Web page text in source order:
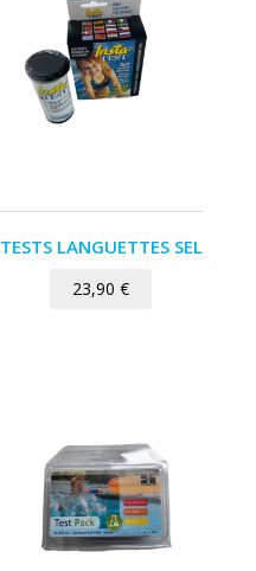
TESTS LANGUETTES SEL
23,90€